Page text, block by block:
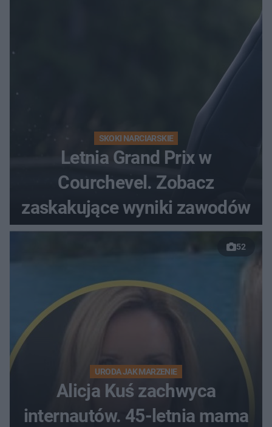
SKOKI NARCIARSKIE
Letnia Grand Prix w
Courchevel. Zobacz
zaskakujące wyniki zawodów
52
URODA JAK MARZENIE
Alicja Kuś zachwyca
internautów. 45-letnia mama